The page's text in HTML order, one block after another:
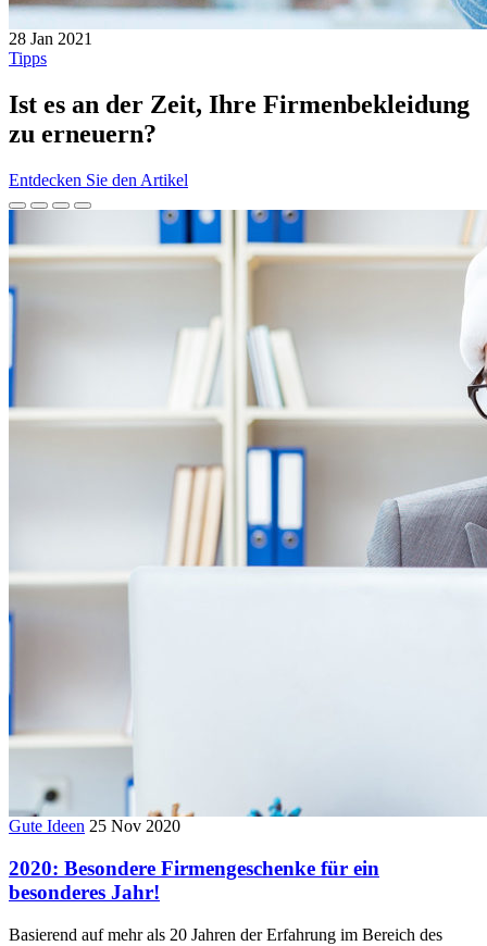
28 Jan 2021
Tipps
Ist es an der Zeit, Ihre Firmenbekleidung
zu erneuern?
Entdecken Sie den Artikel
Gute Ideen 25 Nov 2020
2020: Besondere Firmengeschenke für ein
besonderes Jahr!
Basierend auf mehr als 20 Jahren der Erfahrung im Bereich des